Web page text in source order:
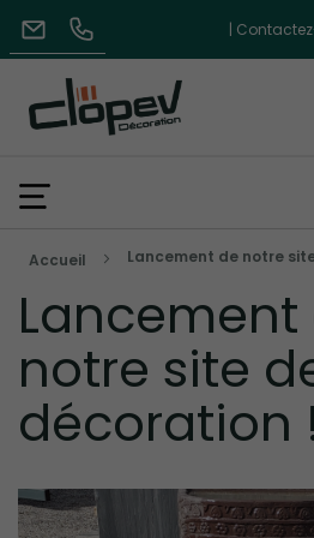
|
Accueil Lancement de notre
Lancement
notre site
décoration